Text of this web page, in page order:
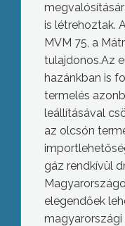
is létrehoztak.
MVM 75, a
tulajdonos.Az
hazánkban is
termelés
leállításával
az olcsón
gáz rendkívül
elegendőek
magyarországi